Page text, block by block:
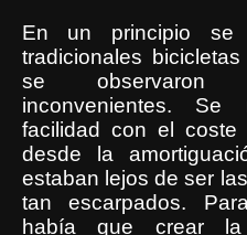
En un principio se
tradicionales
se observaron
inconvenientes.
facilidad con el
desde la
estaban lejos de ser
tan escarpados.
había que crear